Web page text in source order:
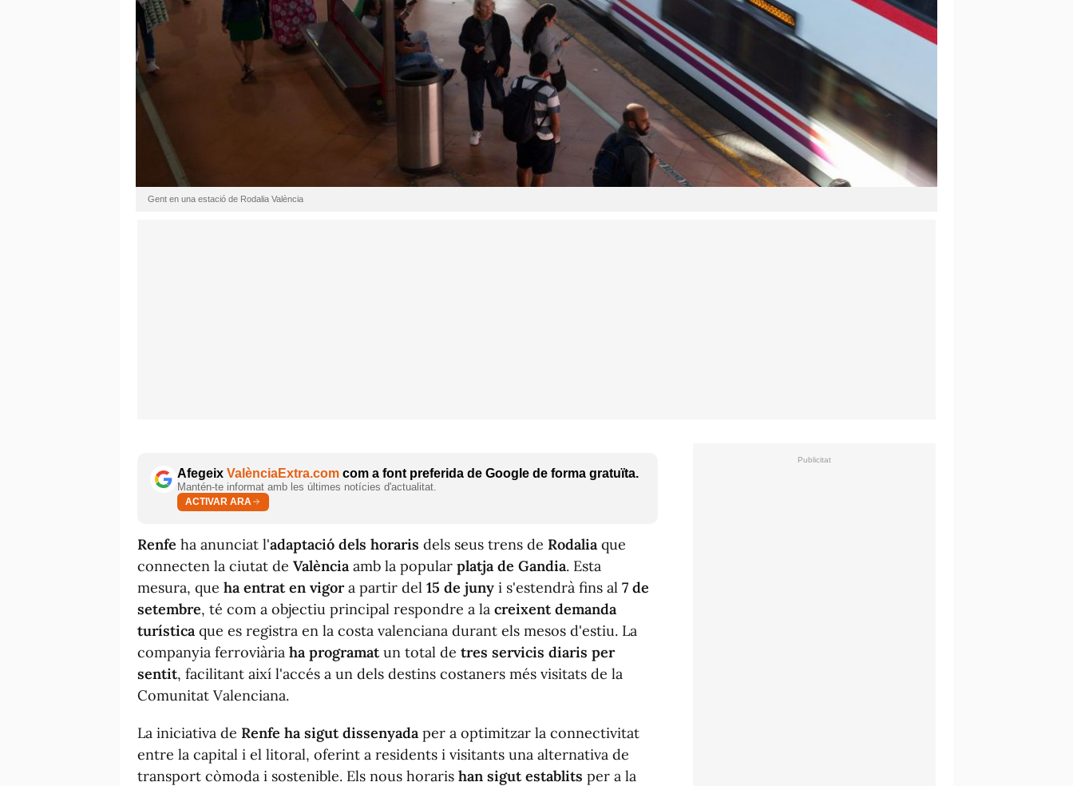
Gent en una estació de Rodalia València
Afegeix ValènciaExtra.com com a font preferida de Google de forma gratuïta.
Mantén-te informat amb les últimes notícies d'actualitat.
ACTIVAR ARA
Renfe ha anunciat l'adaptació dels horaris dels seus trens de Rodalia que
connecten la ciutat de València amb la popular platja de Gandia. Esta
mesura, que ha entrat en vigora partir del 15 de juny i s'estendrà fins al 7 de
setembre, té com a objectiu principal respondre a la creixent demanda
turística que es registra en la costa valenciana durant els mesos d'estiu. La
companyia ferroviària ha programatun total de tres servicis diaris per
sentit, facilitant així l'accés a un dels destins costaners més visitats de la
Comunitat Valenciana.
La iniciativa de Renfe ha sigut dissenyada per a optimitzar la connectivitat
entre la capital i el litoral, oferint a residents i visitants una alternativa de
transport còmoda i sostenible. Els nous horaris han sigut establits per a la